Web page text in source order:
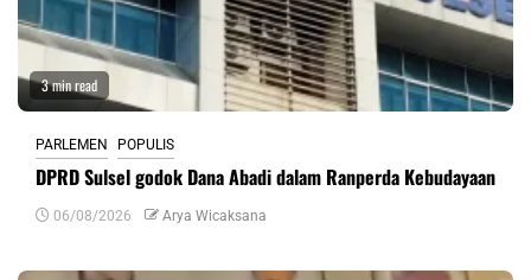
3 min read
PARLEMEN POPULIS
DPRD Sulsel godok Dana Abadi dalam Ranperda Kebudayaan
06/08/2026 Arya Wicaksana